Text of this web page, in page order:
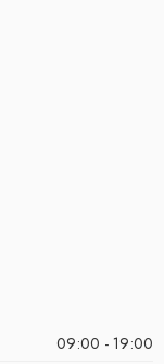
09:00 - 19:00